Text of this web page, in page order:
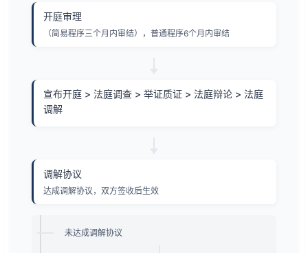
开庭审理
（简易程序三个月内审结），普通程序6个月内审结
宣布开庭 > 法庭调查 > 举证质证 > 法庭辩论 > 法庭
调解
调解协议
达成调解协议，双方签收后生效
未达成调解协议